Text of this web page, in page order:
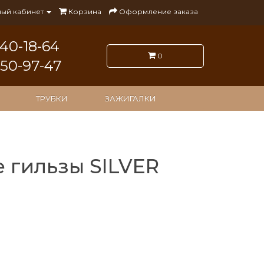
кабинет Корзина Оформление заказа
18-64
97-47
0
ТРУБКИ ЗАЖИГАЛКИ
SILVER